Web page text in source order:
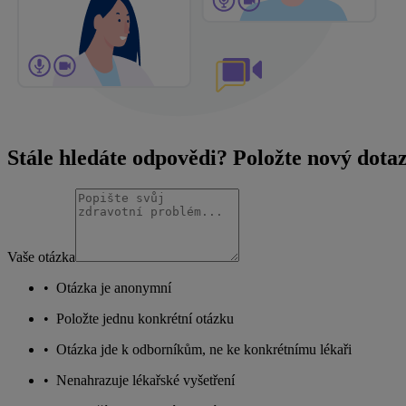
Stále hledáte odpovědi? Položte nový
Vaše otázka
• Otázka je anonymní
• Položte jednu konkrétní otázku
• Otázka jde k odborníkům, ne ke konkrétnímu lékaři
• Nenahrazuje lékařské vyšetření